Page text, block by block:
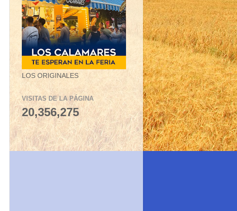
LOS ORIGINALES
VISITAS DE LA PÁGINA
20,356,275